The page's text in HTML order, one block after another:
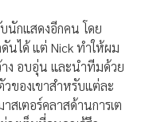
นักแสดงอีกคน โดย
นได้ แต่ Nick ทำให้ผม
าง อบอุ่น และนำทีมด้วย
วของเขาสำหรับแต่ละ
สเตอร์คลาสด้านการเต